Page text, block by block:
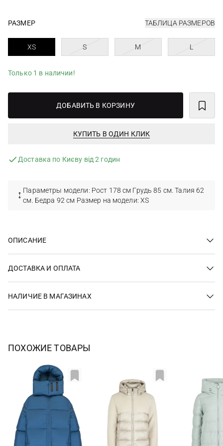
РАЗМЕР ТАБЛИЦА РАЗМЕРОВ
XS S M L
Только 1 в наличии!
ДОБАВИТЬ В КОРЗИНУ
КУПИТЬ В ОДИН КЛИК
Доставка по Києву від 2 годин
Параметры модели: Рост 178 см Грудь 85 см. Талия 62
см. Бедра 92 см Размер на модели: XS
ОПИСАНИЕ
ДОСТАВКА И ОПЛАТА
НАЛИЧИЕ В МАГАЗИНАХ
ПОХОЖИЕ ТОВАРЫ